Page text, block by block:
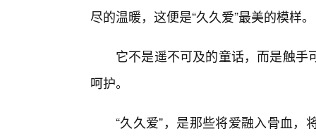
尽的温暖，这便是“久久爱”最美的模样。
它不是遥不可及的童话，而是触
呵护。
“久久爱”，是那些将爱融入骨血